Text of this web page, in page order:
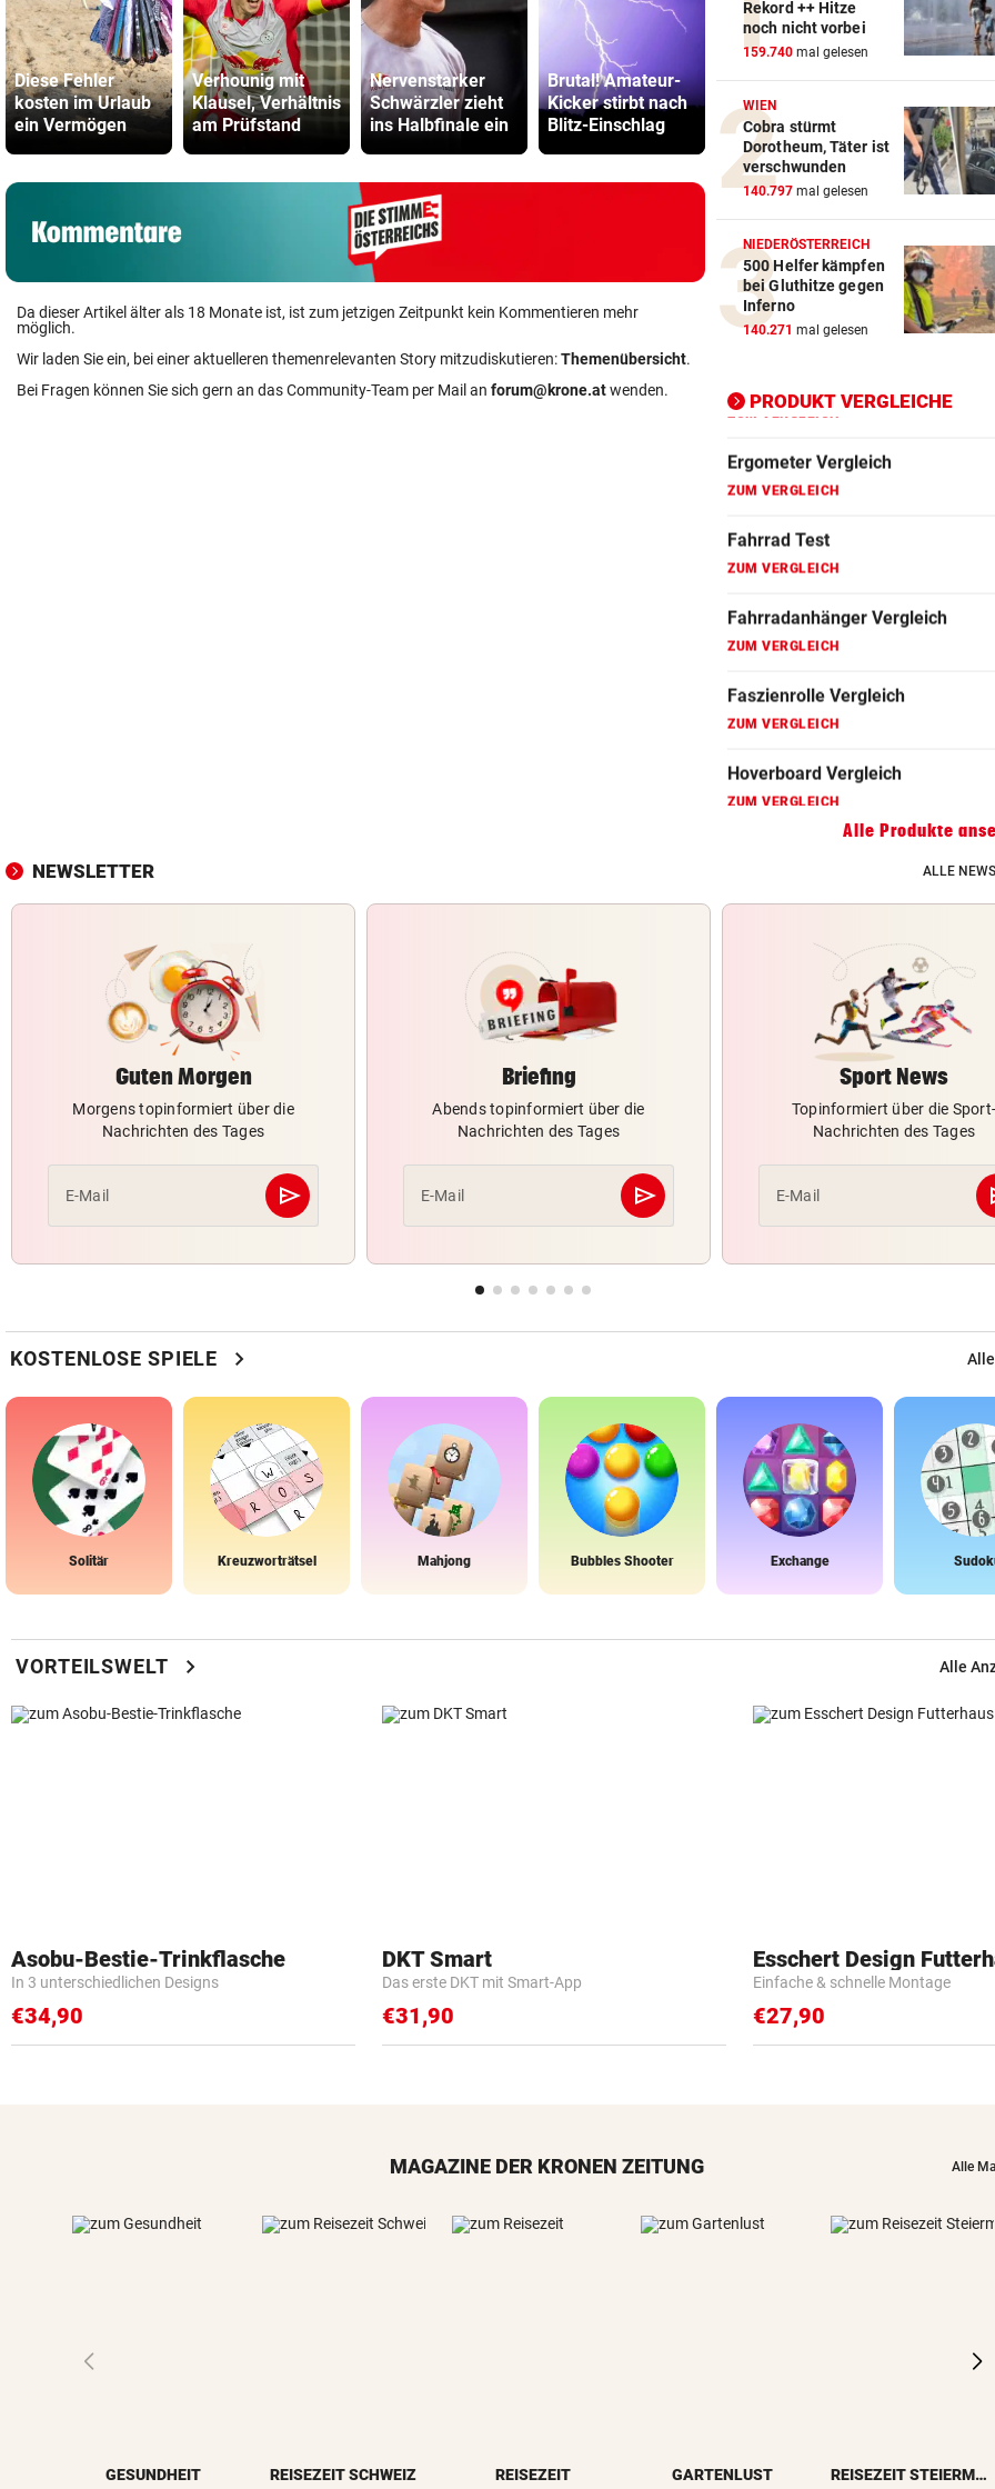
Diese Fehler
kosten im Urlaub
ein Vermögen
Verhounig mit
Klausel, Verhältnis
am Prüfstand
Nervenstarker
Schwärzler zieht
ins Halbfinale ein
Brutal! Amateur-
Kicker stirbt nach
Blitz-Einschlag
Streit um die
Klimakrise erhitzt
Polit-Gemüter
Sager
Mütter-
gegen
Da dieser Artikel älter als 18 Monate ist, ist zum jetzigen Zeitpunkt kein Kommentieren mehr
möglich.
Wir laden Sie ein, bei einer aktuelleren themenrelevanten Story mitzudiskutieren:Themenübersicht.
Bei Fragen können Sie sich gern an das Community-Team per Mail an forum@krone.atwenden.
Rekord ++ Hitze
noch nicht vorbei
159.740 mal gelesen
WIEN
Cobra stürmt
Dorotheum, Täter ist
verschwunden
140.797 mal gelesen
NIEDERÖSTERREICH
500 Helfer kämpfen
bei Gluthitze gegen
Inferno
140.271 mal gelesen
PRODUKT VERGLEICHE
Action-Cam Vergleich
ZUM VERGLEICH
Crosstrainer Vergleich
ZUM VERGLEICH
ZUM VERGLEICH
Elektro-Scooter Vergleich
ZUM VERGLEICH
ZUM VERGLEICH
ZUM VERGLEICH
ZUM VERGLEICH
ZUM VERGLEICH
ZUM VERGLEICH
ZUM VERGLEICH
Alle Produkte
NEWSLETTER ALLE
Guten Morgen
Morgens topinformiert über die
Nachrichten des Tages
E-Mail send
Abschicken
Briefing
Abends topinformiert über die
Nachrichten des Tages
E-Mail send
Abschicken
Sport News
Topinformiert über die Sport-
Nachrichten des Tages
E-Mail
KOSTENLOSE SPIELE chevron_right
Solitär Kreuzworträtsel Mahjong Bubbles Shooter Exchange
VORTEILSWELT chevron_right Alle
Asobu-Bestie-Trinkflasche
In 3 unterschiedlichen Designs
€34,90
DKT Smart
Das erste DKT mit Smart-App
€31,90
Esschert Design
Einfache & schnelle Montage
€27,90
MAGAZINE DER KRONEN ZEITUNG Alle
GESUNDHEIT REISEZEIT SCHWEIZ REISEZEIT GARTENLUST REISEZEIT STEIERMARK